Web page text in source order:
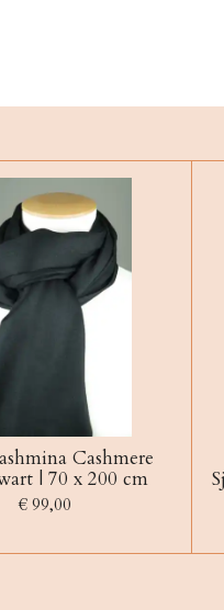
Cashmere
| 70 x 200 cm
€ 99,00